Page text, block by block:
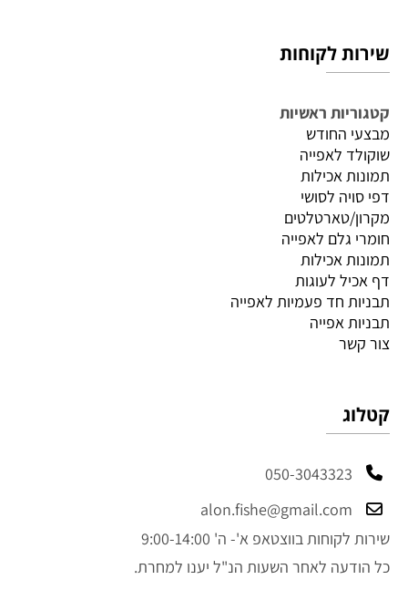
שירות לקוחות
קטגוריות ראשיות
מבצעי החודש
שוקולד לאפייה
תמונות אכילות
דפי סויה לסושי
מקרון/טארטלטים
חומרי גלם לאפייה
תמונות אכילות
דף אכיל לעוגות
תבניות חד פעמיות לאפייה
תבניות אפייה
צור קשר
קטלוג
050-3043323
alon.fishe@gmail.com
שירות לקוחות בווצטאפ א'- ה' 9:00-14:00
כל הודעה לאחר השעות הנ"ל יענו למחרת.